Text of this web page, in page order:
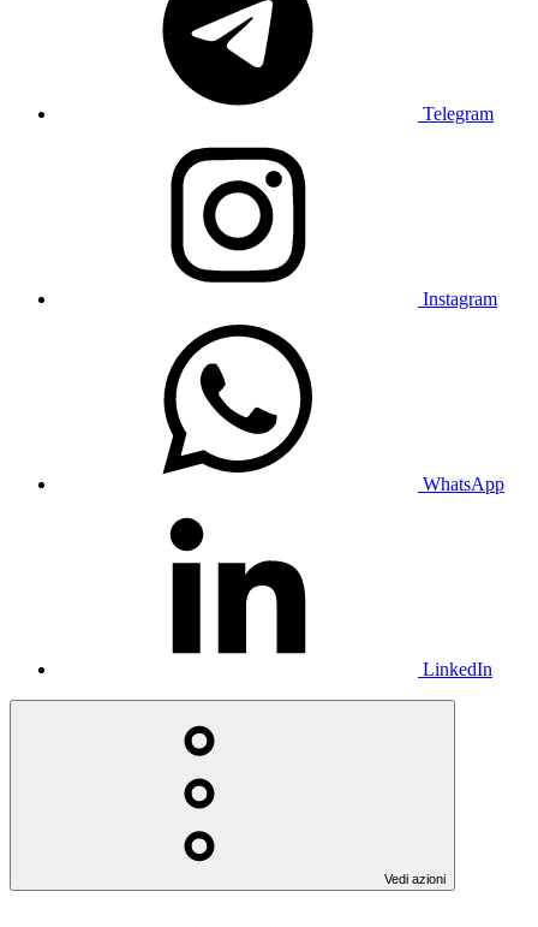
Telegram
Instagram
WhatsApp
LinkedIn
Vedi azioni